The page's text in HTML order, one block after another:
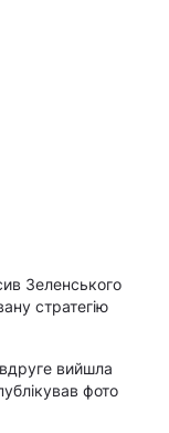
Зеленського
стратегію
вийшла
фото